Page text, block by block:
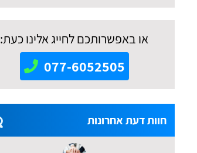
או באפשרותכם לחייג אלינו כעת:
077-6052505
חוות דעת אחרונות